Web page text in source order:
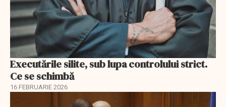
Executările silite, sub lupa controlului strict.
Ce se schimbă
16 FEBRUARIE 2026